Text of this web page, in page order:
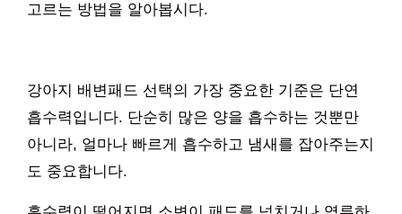
고르는 방법을 알아봅시다.
강아지 배변패드 선택의 가장 중요한 기준은 단연
흡수력입니다. 단순히 많은 양을 흡수하는 것뿐만
아니라, 얼마나 빠르게 흡수하고 냄새를 잡아주는지
도 중요합니다.